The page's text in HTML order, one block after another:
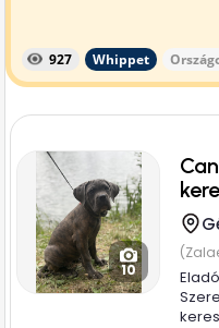
927 Whippet
10